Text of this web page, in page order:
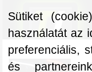
Sütiket
használatát az
preferenciális,
és